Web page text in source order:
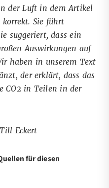
der Luft in dem Artikel
korrekt. Sie führt
suggeriert, dass ein
Auswirkungen auf
haben in unserem Text
der erklärt, dass das
CO2 in Teilen in der
Eckert
für diesen